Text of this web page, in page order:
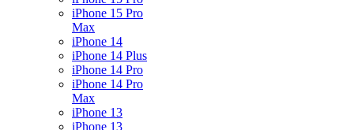
iPhone 15 Pro
Max
iPhone 14
iPhone 14 Plus
iPhone 14 Pro
iPhone 14 Pro
Max
iPhone 13
iPhone 13